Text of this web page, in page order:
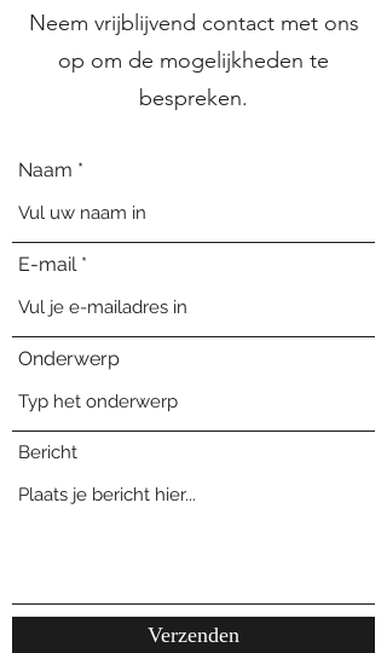
Neem vrijblijvend contact met ons
op om de mogelijkheden te
bespreken.
Naam
E-mail
Onderwerp
Bericht
Verzenden